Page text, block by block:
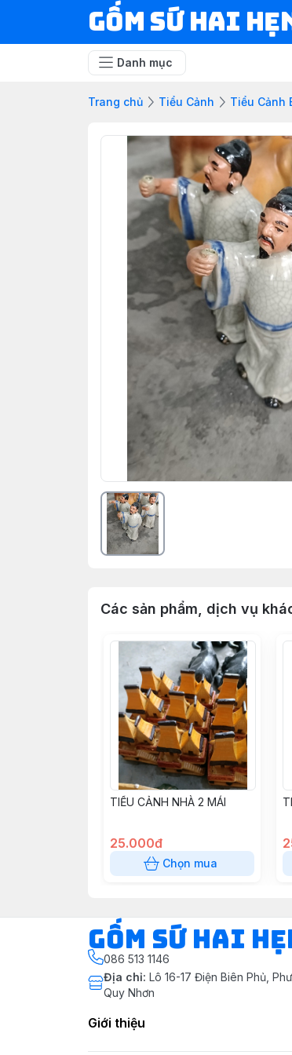
Gốm Sứ Hai
Danh mục
Trang chủ Tiểu Cảnh Tiểu Cảnh
Các sản phẩm, dịch vụ
TIỂU CẢNH NHÀ 2 MÁI
25.000đ
Chọn mua
Gốm Sứ Hai
086 513 1146
Địa chỉ: Lô 16-17 Điện Biên Phủ,
Quy Nhơn
Giới thiệu